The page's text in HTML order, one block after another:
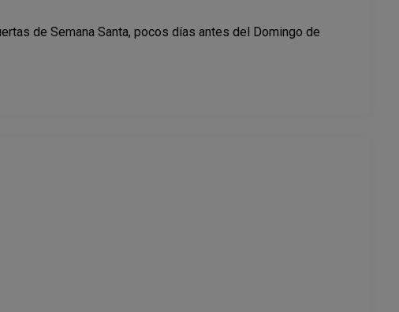
de Semana Santa, pocos días antes del Domingo de